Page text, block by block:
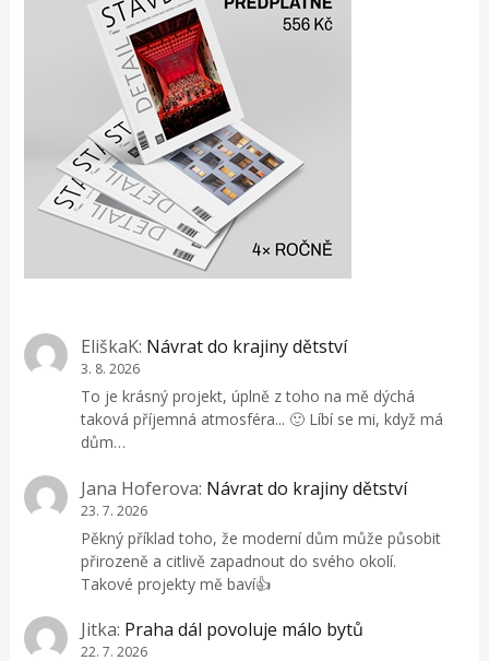
EliškaK: Návrat do krajiny dětství
3. 8. 2026
To je krásný projekt, úplně z toho na mě dýchá
taková příjemná atmosféra... 🙂 Líbí se mi, když má
dům…
Jana Hoferova: Návrat do krajiny dětství
23. 7. 2026
Pěkný příklad toho, že moderní dům může působit
přirozeně a citlivě zapadnout do svého okolí.
Takové projekty mě baví👍
Jitka: Praha dál povoluje málo bytů
22. 7. 2026